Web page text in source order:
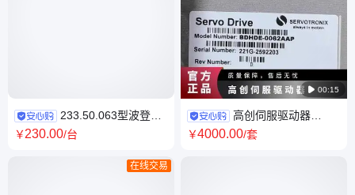
233.50.063型波登管
压力表全不锈钢结构工业用
￥230.00/台
在线交易
 00:15
高创伺服驱动器
CDHD2-0062AAP1替换型号是
￥4000.00/套